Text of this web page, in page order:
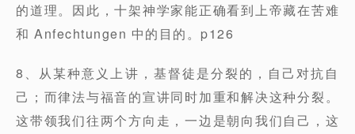
的道理。因此，十架神学家能正确看到上帝藏在苦难
和 Anfechtungen 中的目的。p126
8、从某种意义上讲，基督徒是分裂的，自己对抗自
己；而律法与福音的宣讲同时加重和解决这种分裂。
这带领我们往两个方向走，一边是朝向我们自己，这